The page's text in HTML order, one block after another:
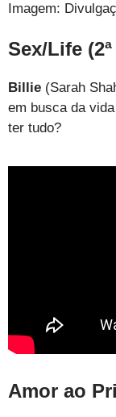
Imagem:
Sex/Life
Billie (Sarah
em busca da
ter tudo?
Amor ao